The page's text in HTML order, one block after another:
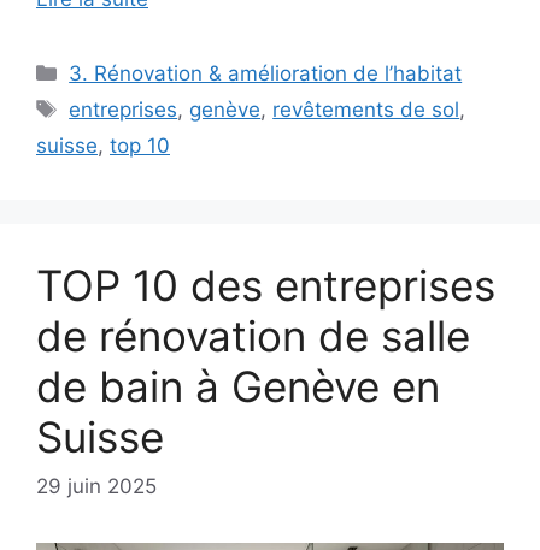
Catégories
3. Rénovation & amélioration de l’habitat
Étiquettes
entreprises, genève, revêtements de sol,
suisse, top 10
TOP 10 des entreprises
de rénovation de salle
de bain à Genève en
Suisse
29 juin 2025